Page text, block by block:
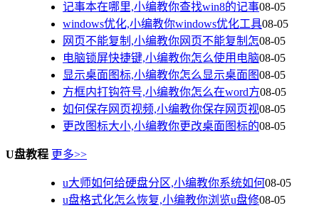
记事本在哪里,小编教你查找win8的记事08-05
windows优化,小编教你windows优化工具08-05
网页不能复制,小编教你网页不能复制怎08-05
电脑锁屏快捷键,小编教你怎么使用电脑08-05
显示桌面图标,小编教你怎么显示桌面图08-05
方框内打钩符号,小编教你怎么在word方08-05
如何保存网页视频,小编教你保存网页视08-05
更改图标大小,小编教你更改桌面图标的08-05
U盘教程 更多>>
u大师如何给硬盘分区,小编教你系统如何08-05
u盘格式化怎么恢复,小编教你浏览u盘修08-05